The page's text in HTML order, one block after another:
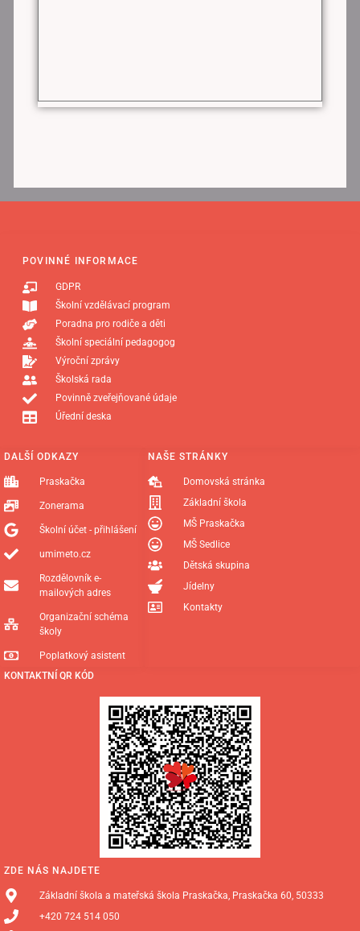
ZDE NÁS NAJDETE
Základní škola a mateřská škola Praskačka, Praskačka 60, 50333
+420 724 514 050
KONTAKTNÍ QR KÓD
NAŠE STRÁNKY
Domovská stránka
Základní škola
MŠ Praskačka
MŠ Sedlice
Dětská skupina
Jídelny
Kontakty
DALŠÍ ODKAZY
Praskačka
Zonerama
Školní účet - přihlášení
umimeto.cz
Rozdělovník e-
mailových adres
Organizační schéma
školy
Poplatkový asistent
POVINNÉ INFORMACE
GDPR
Školní vzdělávací program
Poradna pro rodiče a děti
Školní speciální pedagogog
Výroční zprávy
Školská rada
Povinně zveřejňované údaje
Úřední deska